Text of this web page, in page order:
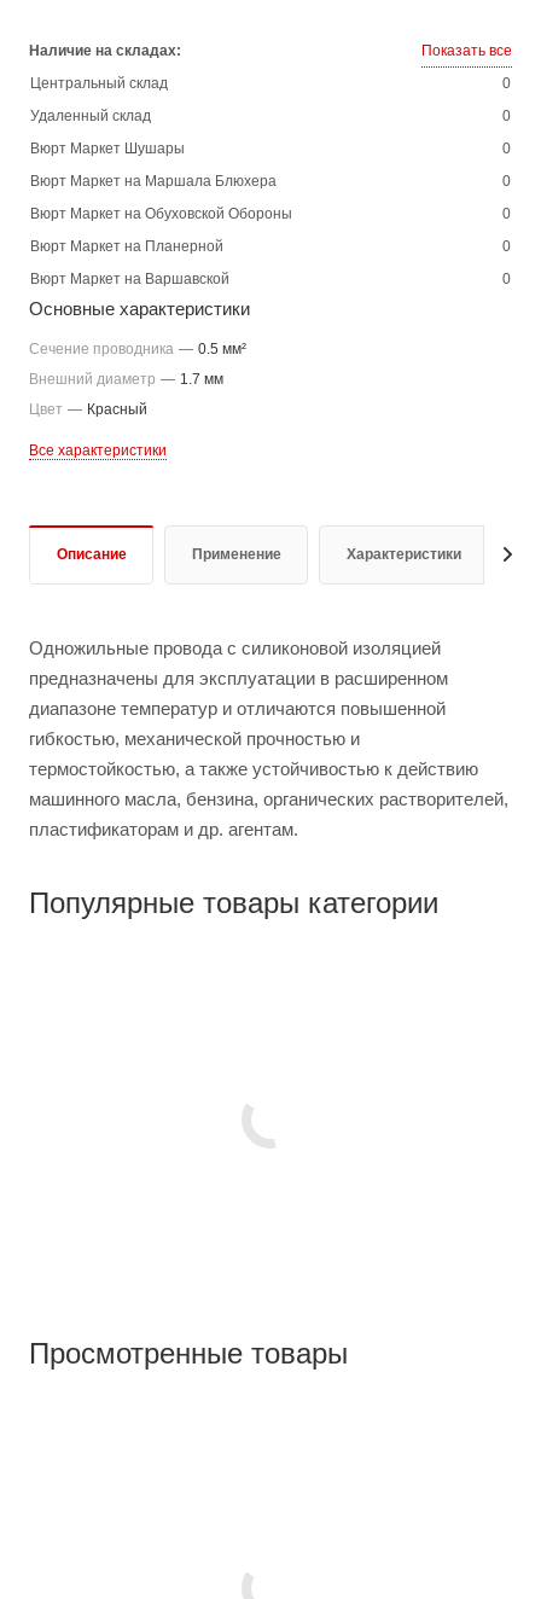
Наличие на складах:
Показать все
Центральный склад
0
Удаленный склад
0
Вюрт Маркет Шушары
0
Вюрт Маркет на Маршала Блюхера
0
Вюрт Маркет на Обуховской Обороны
0
Вюрт Маркет на Планерной
0
Вюрт Маркет на Варшавской
0
Основные характеристики
Сечение проводника — 0.5 мм²
Внешний диаметр — 1.7 мм
Цвет — Красный
Все характеристики
Описание Применение Характеристики
Одножильные провода с силиконовой изоляцией
предназначены для эксплуатации в расширенном
диапазоне температур и отличаются повышенной
гибкостью, механической прочностью и
термостойкостью, а также устойчивостью к действию
машинного масла, бензина, органических растворителей,
пластификаторам и др. агентам.
Популярные товары категории
Просмотренные товары